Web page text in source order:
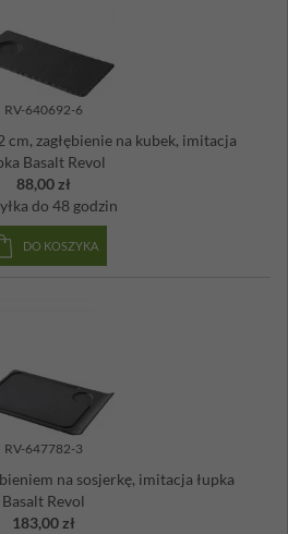
RV-640692-6
cm, zagłębienie na kubek, imitacja
Basalt Revol
88,00 zł
do 48 godzin
DO KOSZYKA
RV-647782-3
na sosjerkę, imitacja łupka
Basalt Revol
183,00 zł